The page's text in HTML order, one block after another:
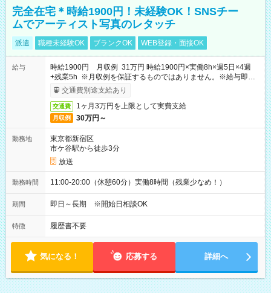
完全在宅＊時給1900円！未経験OK！SNSチー
ムでアーティスト写真のレタッチ
派遣 職種未経験OK ブランクOK WEB登録・面接OK
給与
時給1900円 月収例 31万円 時給1900円×実働8h×週5日×4週
+残業5h ※月収例を保証するものではありません。※給与即受
取りサービス利用可（利用条件有）
交通費別途支給あり
交通費 1ヶ月3万円を上限として実費支給
月収例 30万円～
勤務地
東京都新宿区
市ケ谷駅から徒歩3分
放送
勤務時間 11:00-20:00（休憩60分）実働8時間（残業少なめ！）
期間 即日～長期 ※開始日相談OK
特徴 履歴書不要
気になる！ 応募する 詳細へ